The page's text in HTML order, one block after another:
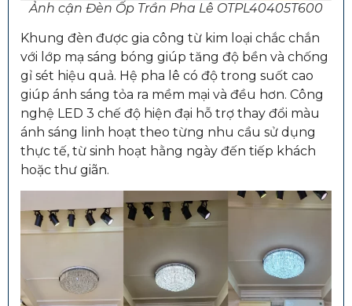
Ảnh cận Đèn Ốp Trần Pha Lê OTPL40405T600
Khung đèn được gia công từ kim loại chắc chắn
với lớp mạ sáng bóng giúp tăng độ bền và chống
gỉ sét hiệu quả. Hệ pha lê có độ trong suốt cao
giúp ánh sáng tỏa ra mềm mại và đều hơn. Công
nghệ LED 3 chế độ hiện đại hỗ trợ thay đổi màu
ánh sáng linh hoạt theo từng nhu cầu sử dụng
thực tế, từ sinh hoạt hằng ngày đến tiếp khách
hoặc thư giãn.